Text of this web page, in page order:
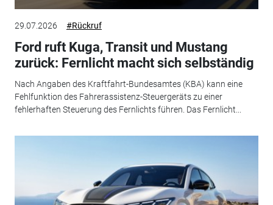
29.07.2026 #Rückruf
Ford ruft Kuga, Transit und Mustang
zurück: Fernlicht macht sich selbständig
Nach Angaben des Kraftfahrt-Bundesamtes (KBA) kann eine
Fehlfunktion des Fahrerassistenz-Steuergeräts zu einer
fehlerhaften Steuerung des Fernlichts führen. Das Fernlicht...